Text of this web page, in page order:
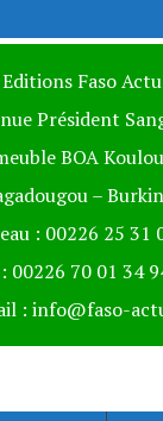
Editions Faso Actu
Président
BOA
–
: 00226 25 31
00226 70 01 34
: info@faso-